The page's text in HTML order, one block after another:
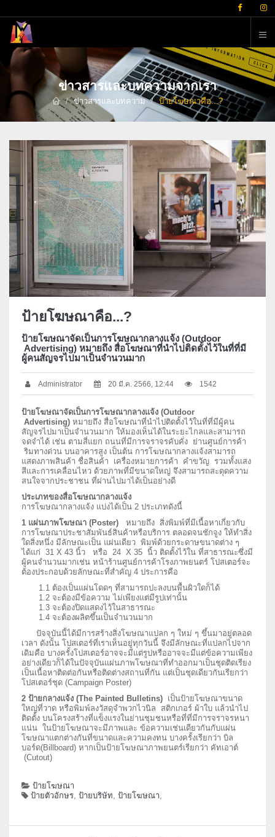
ข่าวสารและบทความจากเรา
ข่าวสารและบทความ ป้ายโฆษณาคือ...?
ป้ายโฆษณาคือ...?
ป้ายโฆษณาจัดเป็นการโฆษณากลางแจ้ง (Outdoor
Advertising) หมายถึง สื่อโฆษณาที่นําไปติดตั้งไว้ในที่ที่มี
ผู้คนสัญจรไปมาเป็นจํานวนมาก
Administrator 20 มี.ค. 2566, 12:44 1542
ป้ายโฆษณาจัดเป็นการโฆษณากลางแจ้ง (Outdoor
Advertising) หมายถึง สื่อโฆษณาที่นําไปติดตั้งไว้ในที่ที่มีผู้คน
สัญจรไปมาเป็นจํานวนมาก ให้มองเห็นได้ในระยะไกลและสามารถ
จดจําได้ เช่น ตามสี่แยก ถนนที่มีการจราจรคับคั่ง ย่านศูนย์การค้า
ริมทางด่วน บนอาคารสูง เป็นต้น การโฆษณากลางแจ้งสามารถ
แสดงภาพสินค้า ชื่อสินค้า เครื่องหมายการค้า คําขวัญ รวมทั้งแสง
สีและการเคลื่อนไหว ด้วยภาพที่มีขนาดใหญ่ จึงสามารถสะดุดความ
สนใจจากประชาชน ที่ผ่านไปมาได้เป็นอย่างดี
ประเภทของสื่อโฆษณากลางแจ้ง
การโฆษณากลางแจ้ง แบ่งได้เป็น 2 ประเภทดังนี้
1 แผ่นภาพโฆษณา (Poster)
หมายถึง สิ่งพิมพ์ที่มีเนื้อหาเกี่ยวกับ
การโฆษณาประชาสัมพันธ์สินค้าหรือบริการ ตลอดจนชักจูง ให้ทําสิ่ง
ใดสิ่งหนึ่ง มีลักษณะเป็น แผ่นเดียว พิมพ์ด้วยกระดาษขนาดต่าง ๆ
ได้แก่ 31 X 43 นิ้ว หรือ 24 X 35 นิ้ว ติดตั้งไว้ใน ที่สาธารณะซึ่งมี
ผู้คนจํานวนมากเช่น หน้าร้านศูนย์การค้าโรงภาพยนตร์ โปสเตอร์จะ
ต้องประกอบด้วยลักษณะที่สำคัญ 4 ประการคือ
1.1 ต้องเป็นแผ่นโดดๆ ที่สามารถปะลงบนพื้นผิวใดก็ได้
1.2 จะต้องมีข้อความ ไม่เพียงแต่มีรูปเท่านั้น
1.3 จะต้องปิดแสดงไว้ในสาธารณะ
1.4 จะต้องผลิตขึ้นเป็นจำนวนมาก
ปัจจุบันนี้ได้มีการสร้างสิ่งโฆษณาแปลก ๆ ใหม่ ๆ ขึ้นมาอยู่ตลอด
เวลา ดังนั้น โปสเตอร์ที่เราเห็นอยู่ทุกวันนี้ จึงมีลักษณะที่แปลกไปจาก
เดิมคือ บางครั้งโปสเตอร์อาจจะมีแต่รูปหรืออาจจะมีแต่ข้อความเพียง
อย่างเดียวก็ได้ในปัจจุบันแผ่นภาพโฆษณาที่ทำออกมาเป็นชุดติดเรียง
เป็นเนื้อหาติดต่อกันหรือติดต่างสถานที่กัน แต่เป็นชุดเดียวกันเรียกว่า
โปสเตอร์ชุด (Campaign Poster)
2 ป้ายกลางแจ้ง (The Painted Bulletins) เป็นป้ายโฆษณาขนาด
ใหญ่ที่วาด หรือพิมพ์ลงวัสดุจำพวกไวนิล สติกเกอร์ ผ้าใบ แล้วนําไป
ติดตั้ง บนโครงสร้างที่แข็งแรงในย่านชุมชนหรือที่ที่มีการจราจรหนา
แน่น ในป้ายโฆษณาจะมีภาพและ ข้อความเช่นเดียวกันกับแผ่น
โฆษณาแตกต่างกันที่ขนาดและความคงทน บางครั้งเรียกว่า บิล
บอร์ด(Billboard) หากเป็นป้ายโฆษณาภาพยนตร์เรียกว่า คัทเอาต์
(Cutout)
ป้ายโฆษณา
ป้ายตัวอักษร, ป้ายบริษัท, ป้ายโฆษณา,